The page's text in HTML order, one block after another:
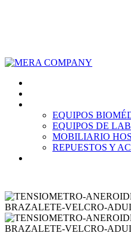
EQUIPOS
EQUIPOS DE
MOBILIARIO
REPUESTOS Y